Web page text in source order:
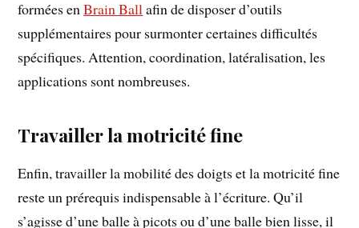
formées enBrain Ball afin de disposer d’outils
supplémentaires pour surmonter certaines difficultés
spécifiques. Attention, coordination, latéralisation, les
applications sont nombreuses.
Travailler la motricité fine
Enfin, travailler la mobilité des doigts et la motricité fine
reste un prérequis indispensable à l’écriture. Qu’il
s’agisse d’une balle à picots ou d’une balle bien lisse, il